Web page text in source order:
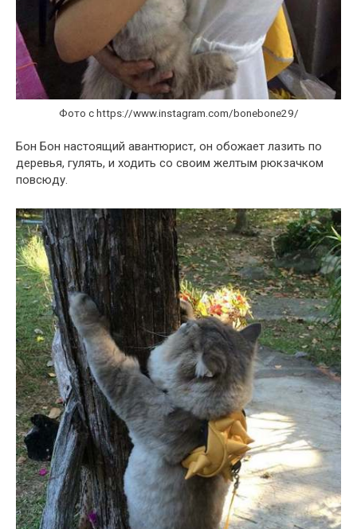
Фото с https://www.instagram.com/bonebone29/
Бон Бон настоящий авантюрист, он обожает лазить по
деревья, гулять, и ходить со своим желтым рюкзачком
повсюду.